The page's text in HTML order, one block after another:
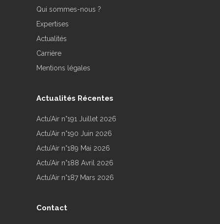
Qui sommes-nous ?
Expertises
Actualités
Carrière
Mentions légales
Actualités Récentes
Actu’Air n°191 Juillet 2026
Actu’Air n°190 Juin 2026
Actu’Air n°189 Mai 2026
Actu’Air n°188 Avril 2026
Actu’Air n°187 Mars 2026
Contact